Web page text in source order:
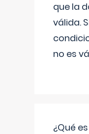
que la
válida.
no es
¿Qué